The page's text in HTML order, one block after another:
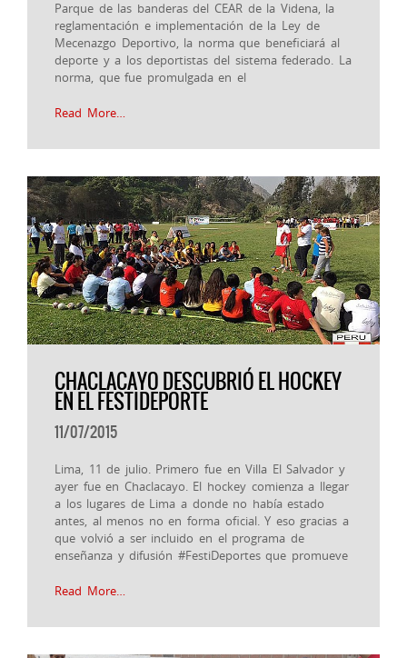
Parque de las banderas del CEAR de la Videna, la
reglamentación e implementación de la Ley de
Mecenazgo Deportivo, la norma que beneficiará al
deporte y a los deportistas del sistema federado. La
norma, que fue promulgada en el
Read More…
CHACLACAYO DESCUBRIÓ EL HOCKEY
EN EL FESTIDEPORTE
11/07/2015
Lima, 11 de julio. Primero fue en Villa El Salvador y
ayer fue en Chaclacayo. El hockey comienza a llegar
a los lugares de Lima a donde no había estado
antes, al menos no en forma oficial. Y eso gracias a
que volvió a ser incluido en el programa de
enseñanza y difusión ‪#‎FestiDeportes‬ que promueve
Read More…